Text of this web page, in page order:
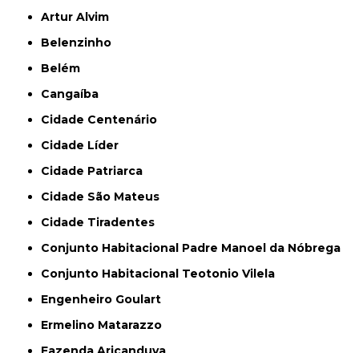
Artur Alvim
Belenzinho
Belém
Cangaíba
Cidade Centenário
Cidade Líder
Cidade Patriarca
Cidade São Mateus
Cidade Tiradentes
Conjunto Habitacional Padre Manoel da Nóbrega
Conjunto Habitacional Teotonio Vilela
Engenheiro Goulart
Ermelino Matarazzo